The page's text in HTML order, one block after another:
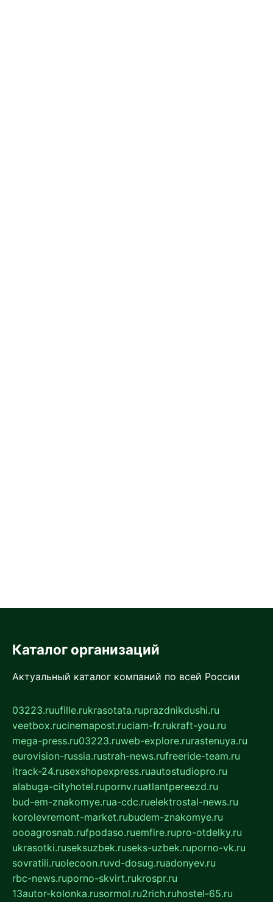
Каталог организаций
Актуальный каталог компаний по всей России
03223.ruufille.rukrasotata.ruprazdnikdushi.ru
veetbox.rucinemapost.ruciam-fr.rukraft-you.ru
mega-press.ru03223.ruweb-explore.rurastenuya.ru
eurovision-russia.rustrah-news.rufreeride-team.ru
itrack-24.rusexshopexpress.ruautostudiopro.ru
alabuga-cityhotel.rupornv.ruatlantpereezd.ru
bud-em-znakomye.rua-cdc.ruelektrostal-news.ru
korolevremont-market.rubudem-znakomye.ru
oooagrosnab.rufpodaso.ruemfire.rupro-otdelky.ru
ukrasotki.ruseksuzbek.ruseks-uzbek.ruporno-vk.ru
sovratili.ruolecoon.ruvd-dosug.ruadonyev.ru
rbc-news.ruporno-skvirt.rukrospr.ru
13autor-kolonka.rusormol.ru2rich.ruhostel-65.ru